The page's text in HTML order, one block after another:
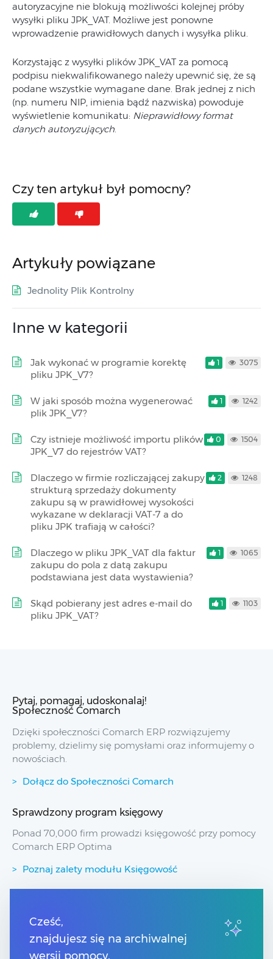
autoryzacyjne nie blokują możliwości kolejnej próby
wysyłki pliku JPK_VAT. Możliwe jest ponowne
wprowadzenie prawidłowych danych i wysyłka pliku.
Korzystając z wysyłki plików JPK_VAT za pomocą
podpisu niekwalifikowanego należy upewnić się, że są
podane wszystkie wymagane dane. Brak jednej z nich
(np. numeru NIP, imienia bądź nazwiska) powoduje
wyświetlenie komunikatu: Nieprawidłowy format
danych autoryzujących.
Czy ten artykuł był pomocny?
Artykuły powiązane
Jednolity Plik Kontrolny
Inne w kategorii
Jak wykonać w programie korektę
pliku JPK_V7?
1 3075
W jaki sposób można wygenerować
plik JPK_V7?
1 1242
Czy istnieje możliwość importu plików
JPK_V7 do rejestrów VAT?
0 1504
Dlaczego w firmie rozliczającej zakupy
strukturą sprzedaży dokumenty
zakupu są w prawidłowej wysokości
wykazane w deklaracji VAT-7 a do
pliku JPK trafiają w całości?
2 1248
Dlaczego w pliku JPK_VAT dla faktur
zakupu do pola z datą zakupu
podstawiana jest data wystawienia?
1 1065
Skąd pobierany jest adres e-mail do
pliku JPK_VAT?
1 1103
Pytaj, pomagaj, udoskonalaj!
Społeczność Comarch
Dzięki społeczności Comarch ERP rozwiązujemy
problemy, dzielimy się pomysłami oraz informujemy o
nowościach.
Dołącz do Społeczności Comarch
Sprawdzony program księgowy
Ponad 70,000 firm prowadzi księgowość przy pomocy
Comarch ERP Optima
Poznaj zalety modułu Księgowość
Przydatne linki
Spis treści
Pomoc Comarch Betterfly
Cześć,
znajdujesz się na archiwalnej
wersji pomocy.